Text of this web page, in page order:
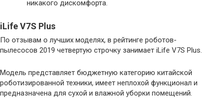
никакого дискомфорта.
iLife V7S Plus
По отзывам о лучших моделях, в рейтинге роботов-
пылесосов 2019 четвертую строчку занимает iLife V7S Plus.
Модель представляет бюджетную категорию китайской
роботизированной техники, имеет неплохой функционал и
предназначена для сухой и влажной уборки помещений.